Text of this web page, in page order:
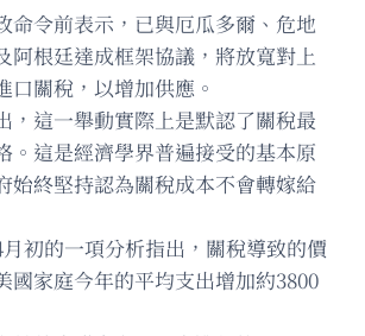
命令前表示，已與厄瓜多爾、危地
阿根廷達成框架協議，將放寬對上
口關稅，以增加供應。
，這一舉動實際上是默認了關稅最
。這是經濟學界普遍接受的基本原
始終堅持認為關稅成本不會轉嫁給
初的一項分析指出，關稅導致的價
國家庭今年的平均支出增加約3800